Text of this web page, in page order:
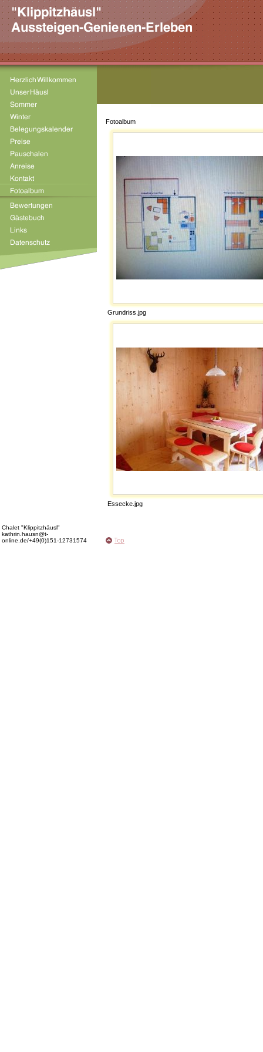
Fotoalbum
Grundriss.jpg
Essecke.jpg
Chalet "Klippitzhäusl"
kathrin.hausn@t-
online.de/+49(0)151-12731574